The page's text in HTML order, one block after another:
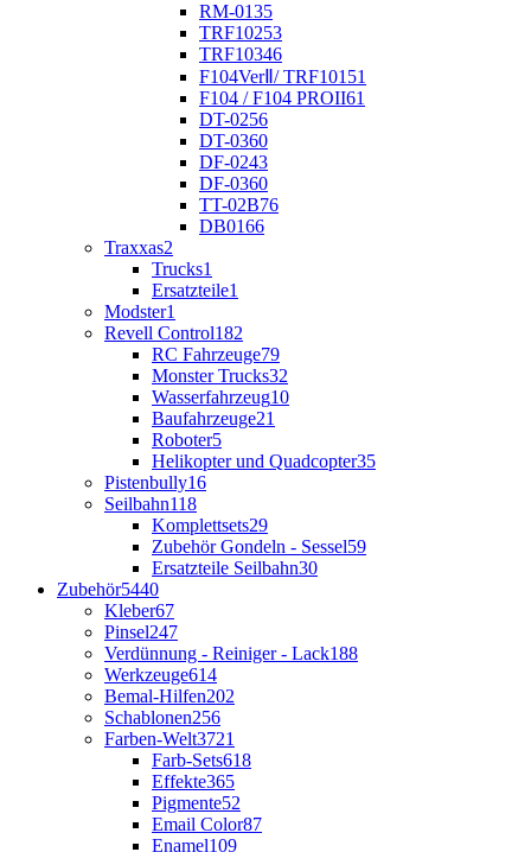
RM-0135
TRF10253
TRF10346
F104VerⅡ/ TRF101 51
F104 / F104 PROII61
DT-0256
DT-0360
DF-0243
DF-0360
TT-02B76
DB0166
Traxxas2
Trucks1
Ersatzteile1
Modster1
Revell Control182
RC Fahrzeuge79
Monster Trucks32
Wasserfahrzeug10
Baufahrzeuge21
Roboter5
Helikopter und Quadcopter35
Pistenbully16
Seilbahn118
Komplettsets29
Zubehör Gondeln - Sessel59
Ersatzteile Seilbahn30
Zubehör5440
Kleber67
Pinsel247
Verdünnung - Reiniger - Lack188
Werkzeuge614
Bemal-Hilfen202
Schablonen256
Farben-Welt3721
Farb-Sets618
Effekte365
Pigmente52
Email Color87
Enamel109